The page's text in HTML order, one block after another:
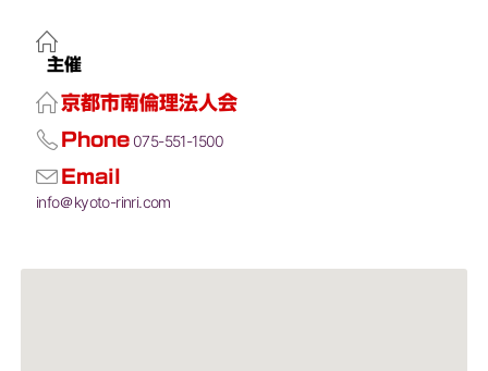
主催
京都市南倫理法人会
Phone 075-551-1500
Email
info＠kyoto-rinri.com